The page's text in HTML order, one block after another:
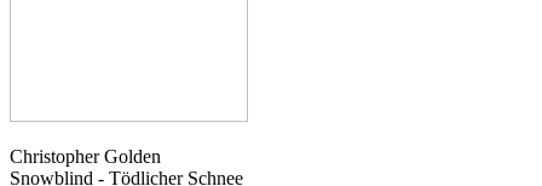
Christopher Golden
Snowblind - Tödlicher Schnee